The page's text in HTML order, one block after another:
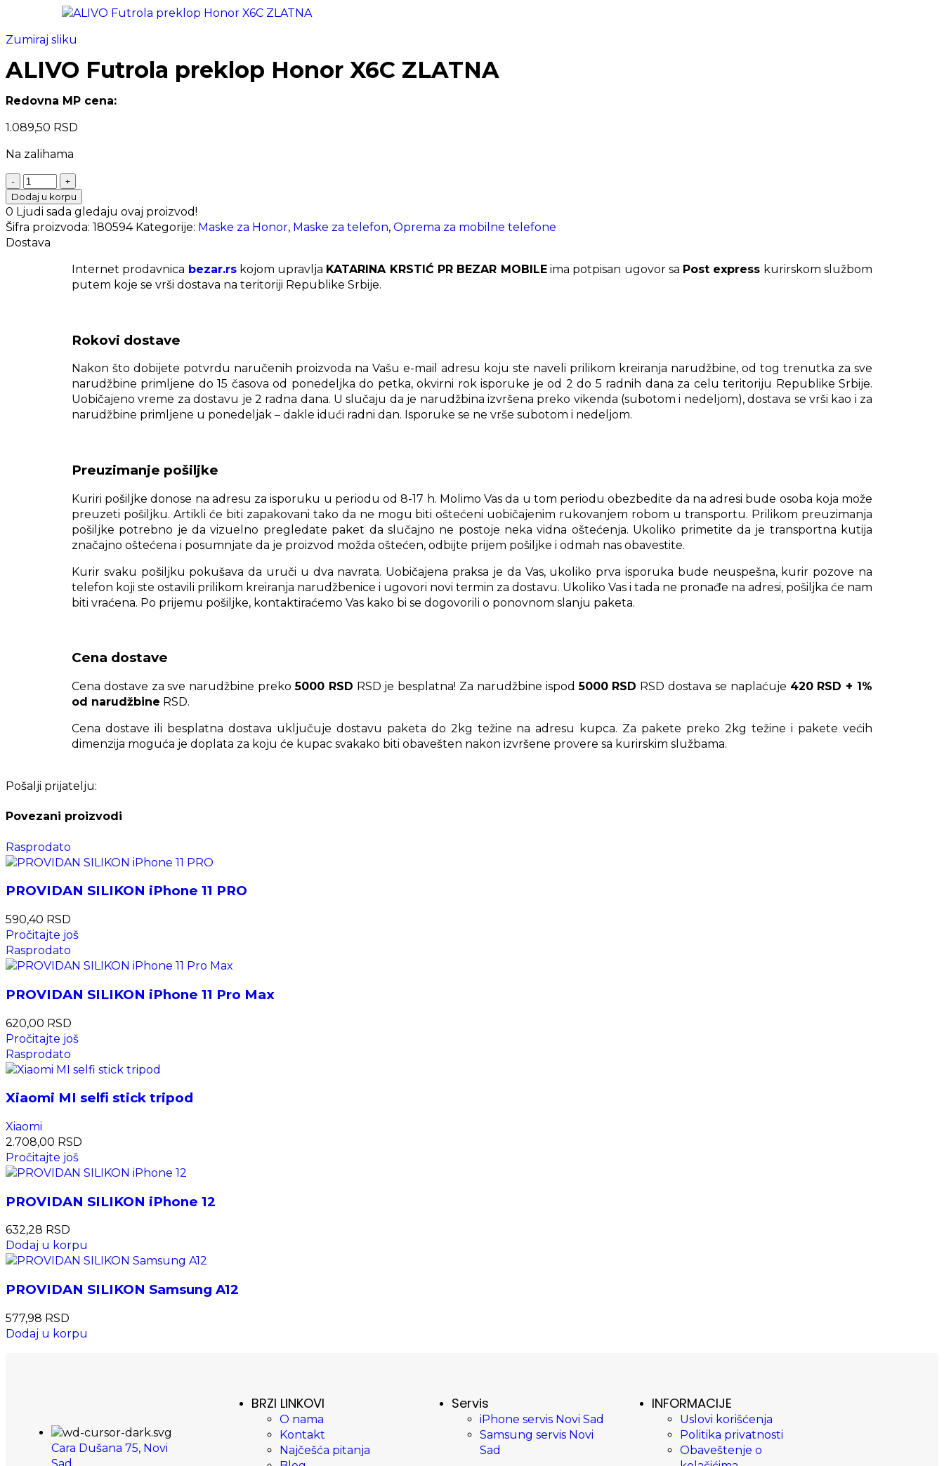
Zumiraj sliku
ALIVO Futrola preklop Honor X6C ZLATNA
Redovna MP cena:
1.089,50 RSD
Na zalihama
Dodaj u korpu
0 Ljudi sada gledaju ovaj proizvod!
Šifra proizvoda: 180594 Kategorije: Maske za Honor, Maske za telefon, Oprema za mobilne telefone
Dostava
Internet prodavnica bezar.rskojom upravlja KATARINA KRSTIĆ PR BEZAR MOBILEima potpisan ugovor sa Post express kurirskom službom
putem koje se vrši dostava na teritoriji Republike Srbije.
Rokovi dostave
Nakon što dobijete potvrdu naručenih proizvoda na Vašu e-mail adresu koju ste naveli prilikom kreiranja narudžbine, od tog trenutka za sve
narudžbine primljene do 15 časova od ponedeljka do petka, okvirni rok isporuke je od 2 do 5 radnih dana za celu teritoriju Republike Srbije.
Uobičajeno vreme za dostavu je 2 radna dana. U slučaju da je narudžbina izvršena preko vikenda (subotom i nedeljom), dostava se vrši kao i za
narudžbine primljene u ponedeljak – dakle idući radni dan. Isporuke se ne vrše subotom i nedeljom.
Preuzimanje pošiljke
Kuriri pošiljke donose na adresu za isporuku u periodu od 8-17 h. Molimo Vas da u tom periodu obezbedite da na adresi bude osoba koja može
preuzeti pošiljku. Artikli će biti zapakovani tako da ne mogu biti oštećeni uobičajenim rukovanjem robom u transportu. Prilikom preuzimanja
pošiljke potrebno je da vizuelno pregledate paket da slučajno ne postoje neka vidna oštećenja. Ukoliko primetite da je transportna kutija
značajno oštećena i posumnjate da je proizvod možda oštećen, odbijte prijem pošiljke i odmah nas obavestite.
Kurir svaku pošiljku pokušava da uruči u dva navrata. Uobičajena praksa je da Vas, ukoliko prva isporuka bude neuspešna, kurir pozove na
telefon koji ste ostavili prilikom kreiranja narudžbenice i ugovori novi termin za dostavu. Ukoliko Vas i tada ne pronađe na adresi, pošiljka će nam
biti vraćena. Po prijemu pošiljke, kontaktiraćemo Vas kako bi se dogovorili o ponovnom slanju paketa.
Cena dostave
Cena dostave za sve narudžbine preko5000 RSD RSD je besplatna! Za narudžbine ispod5000 RSD RSD dostava se naplaćuje 420 RSD + 1%
od narudžbine RSD.
Cena dostave ili besplatna dostava uključuje dostavu paketa do 2kg težine na adresu kupca. Za pakete preko 2kg težine i pakete većih
dimenzija moguća je doplata za koju će kupac svakako biti obavešten nakon izvršene provere sa kurirskim službama.
Pošalji prijatelju:
Povezani proizvodi
Rasprodato
PROVIDAN SILIKON iPhone 11 PRO
590,40 RSD
Pročitajte još
Rasprodato
PROVIDAN SILIKON iPhone 11 Pro Max
620,00 RSD
Pročitajte još
Rasprodato
Xiaomi MI selfi stick tripod
Xiaomi
2.708,00 RSD
Pročitajte još
PROVIDAN SILIKON iPhone 12
632,28 RSD
Dodaj u korpu
PROVIDAN SILIKON Samsung A12
577,98 RSD
Dodaj u korpu
Cara Dušana 75, Novi
BRZI LINKOVI
O nama
Kontakt
Najčešća pitanja
Servis
iPhone servis Novi Sad
Samsung servis Novi
Sad
INFORMACIJE
Uslovi korišćenja
Politika privatnosti
Obaveštenje o